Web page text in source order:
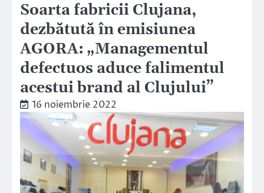
Soarta fabricii Clujana,
dezbătută în emisiunea
AGORA: „Managementul
defectuos aduce falimentul
acestui brand al Clujului”
16 noiembrie 2022